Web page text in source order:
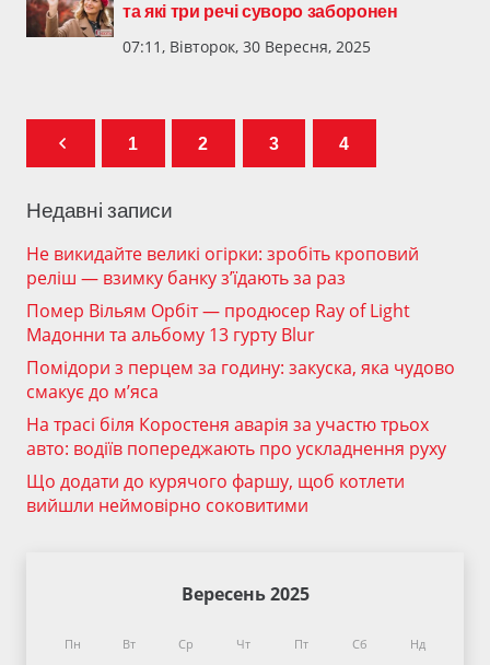
та які три речі суворо заборонен
07:11, Вівторок, 30 Вересня, 2025
1 2 3 4
Недавні записи
Не викидайте великі огірки: зробіть кроповий
реліш — взимку банку з’їдають за раз
Помер Вільям Орбіт — продюсер Ray of Light
Мадонни та альбому 13 гурту Blur
Помідори з перцем за годину: закуска, яка чудово
смакує до м’яса
На трасі біля Коростеня аварія за участю трьох
авто: водіїв попереджають про ускладнення руху
Що додати до курячого фаршу, щоб котлети
вийшли неймовірно соковитими
Вересень 2025
Пн Вт Ср Чт Пт Сб Нд